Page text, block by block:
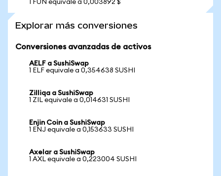
1 FUN equivale a 0,003892 $
Explorar más conversiones
Conversiones avanzadas de activos
AELF a SushiSwap
1 ELF equivale a 0,354638 SUSHI
Zilliqa a SushiSwap
1 ZIL equivale a 0,014631 SUSHI
Enjin Coin a SushiSwap
1 ENJ equivale a 0,153633 SUSHI
Axelar a SushiSwap
1 AXL equivale a 0,223004 SUSHI